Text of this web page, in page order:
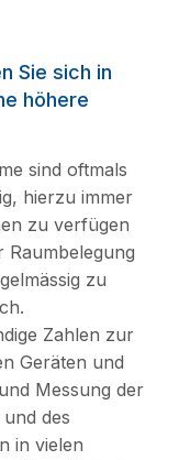
Sie sich in
höhere
sind oftmals
hierzu immer
zu verfügen
Raumbelegung
zu
Zahlen zur
Geräten und
Messung der
des
in vielen